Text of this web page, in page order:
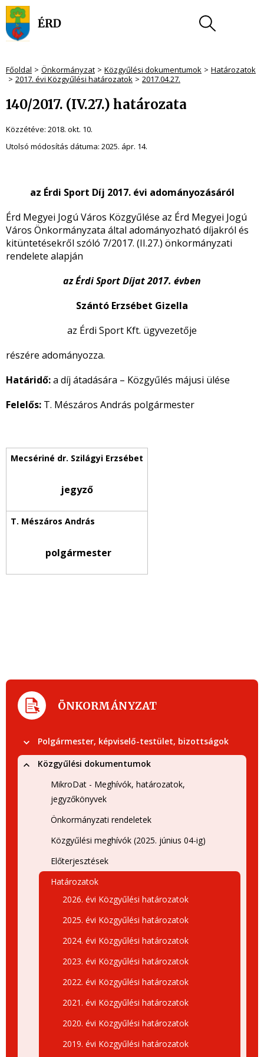
Főoldal Önkormányzat Közgyűlési dokumentumok
Határozatok
2017. évi Közgyűlési határozatok
2017.04.27.
140/2017. (IV.27.) határozata
Közzétéve: 2018. okt. 10.
Utolsó módosítás dátuma: 2025. ápr. 14.
az Érdi Sport Díj 2017. évi adományozásáról
Érd Megyei Jogú Város Közgyűlése az Érd Megyei Jogú
Város Önkormányzata által adományozható díjakról és
kitüntetésekről szóló 7/2017. (II.27.) önkormányzati
rendelete alapján
az Érdi Sport Díjat 2017. évben
Szántó Erzsébet Gizella
az Érdi Sport Kft. ügyvezetője
részére adományozza.
Határidő:a díj átadására – Közgyűlés májusi ülése
Felelős: T. Mészáros András polgármester
jegyző
polgármester
ÖNKORMÁNYZAT
Polgármester, képviselő-testület, bizottságok
Közgyűlési dokumentumok
MikroDat - Meghívók, határozatok,
jegyzőkönyvek
Önkormányzati rendeletek
Közgyűlési meghívók (2025. június 04-ig)
Előterjesztések
Határozatok
2026. évi Közgyűlési határozatok
2025. évi Közgyűlési határozatok
2024. évi Közgyűlési határozatok
2023. évi Közgyűlési határozatok
2022. évi Közgyűlési határozatok
2021. évi Közgyűlési határozatok
2020. évi Közgyűlési határozatok
2019. évi Közgyűlési határozatok